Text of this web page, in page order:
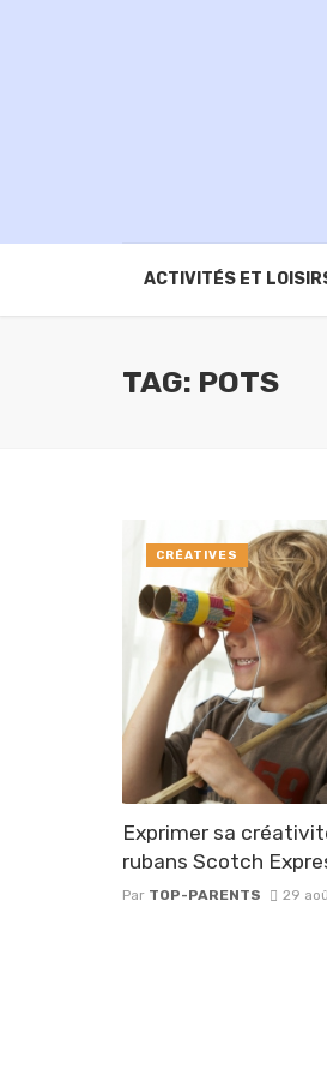
ACTIVITÉS ET
TAG: POTS
Exprimer sa
rubans Scotch
Par TOP-PARENTS 29
CRÉATIVES